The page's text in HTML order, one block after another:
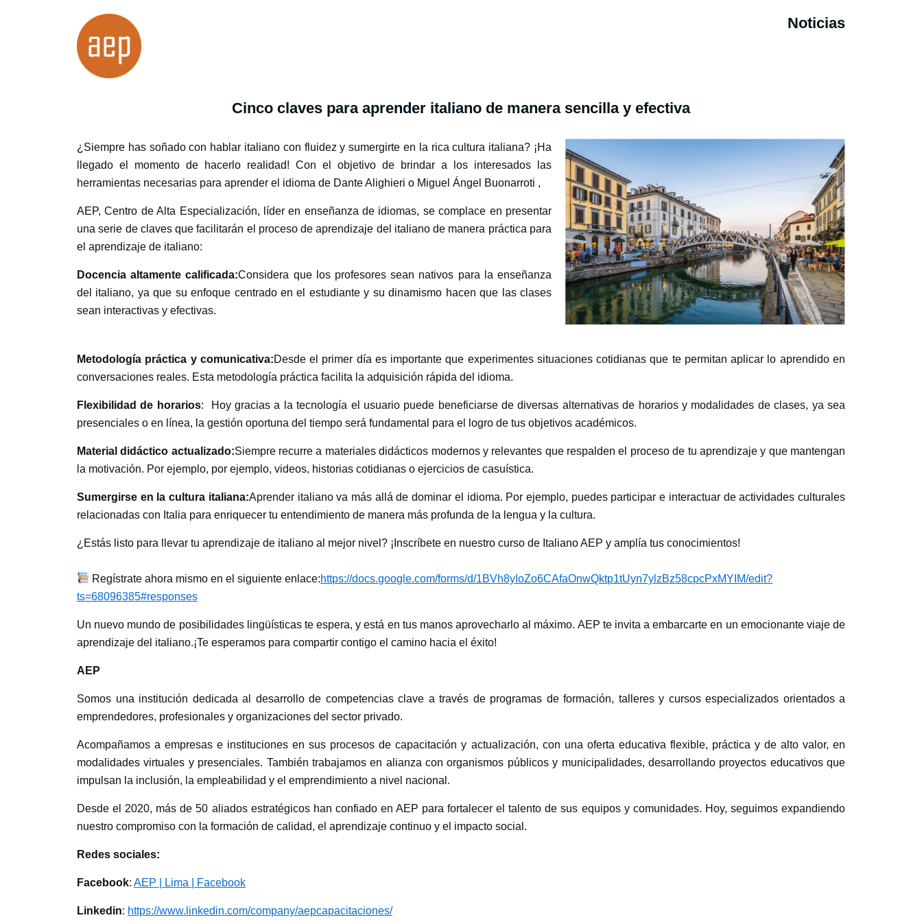
Noticias
Cinco claves para aprender italiano de manera sencilla y efectiva
¿Siempre has soñado con hablar italiano con fluidez y sumergirte en la rica cultura italiana? ¡Ha
llegado el momento de hacerlo realidad! Con el objetivo de brindar a los interesados las
herramientas necesarias para aprender el idioma de Dante Alighieri o Miguel Ángel Buonarroti ,
AEP, Centro de Alta Especialización, líder en enseñanza de idiomas, se complace en presentar
una serie de claves que facilitarán el proceso de aprendizaje del italiano de manera práctica para
el aprendizaje de italiano:
Docencia altamente calificada:Considera que los profesores sean nativos para la enseñanza
del italiano, ya que su enfoque centrado en el estudiante y su dinamismo hacen que las clases
sean interactivas y efectivas.
Metodología práctica y comunicativa:Desde el primer día es importante que experimentes situaciones cotidianas que te permitan aplicar lo aprendido en
conversaciones reales. Esta metodología práctica facilita la adquisición rápida del idioma.
Flexibilidad de horarios: Hoy gracias a la tecnología el usuario puede beneficiarse de diversas alternativas de horarios y modalidades de clases, ya sea
presenciales o en línea, la gestión oportuna del tiempo será fundamental para el logro de tus objetivos académicos.
Material didáctico actualizado:Siempre recurre a materiales didácticos modernos y relevantes que respalden el proceso de tu aprendizaje y que mantengan
la motivación. Por ejemplo, por ejemplo, videos, historias cotidianas o ejercicios de casuística.
Sumergirse en la cultura italiana:Aprender italiano va más allá de dominar el idioma. Por ejemplo, puedes participar e interactuar de actividades culturales
relacionadas con Italia para enriquecer tu entendimiento de manera más profunda de la lengua y la cultura.
¿Estás listo para llevar tu aprendizaje de italiano al mejor nivel? ¡Inscríbete en nuestro curso de Italiano AEP y amplía tus conocimientos!
Regístrate ahora mismo en el siguiente enlace:https://docs.google.com/forms/d/1BVh8yIoZo6CAfaOnwQktp1tUyn7ylzBz58cpcPxMYIM/edit?
ts=68096385#responses
Un nuevo mundo de posibilidades lingüísticas te espera, y está en tus manos aprovecharlo al máximo. AEP te invita a embarcarte en un emocionante viaje de
aprendizaje del italiano.¡Te esperamos para compartir contigo el camino hacia el éxito!
AEP
Somos una institución dedicada al desarrollo de competencias clave a través de programas de formación, talleres y cursos especializados orientados a
emprendedores, profesionales y organizaciones del sector privado.
Acompañamos a empresas e instituciones en sus procesos de capacitación y actualización, con una oferta educativa flexible, práctica y de alto valor, en
modalidades virtuales y presenciales. También trabajamos en alianza con organismos públicos y municipalidades, desarrollando proyectos educativos que
impulsan la inclusión, la empleabilidad y el emprendimiento a nivel nacional.
Desde el 2020, más de 50 aliados estratégicos han confiado en AEP para fortalecer el talento de sus equipos y comunidades. Hoy, seguimos expandiendo
nuestro compromiso con la formación de calidad, el aprendizaje continuo y el impacto social.
Redes sociales:
Facebook: AEP | Lima | Facebook
Linkedin: https://www.linkedin.com/company/aepcapacitaciones/